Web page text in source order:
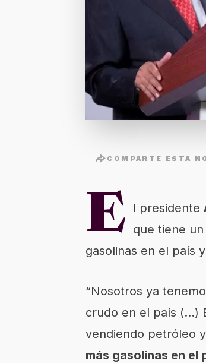
COMPARTE ESTA
E l presidente
que tiene
gasolinas en el país
“Nosotros ya
crudo en el país (…)
vendiendo petróleo
más gasolinas en el